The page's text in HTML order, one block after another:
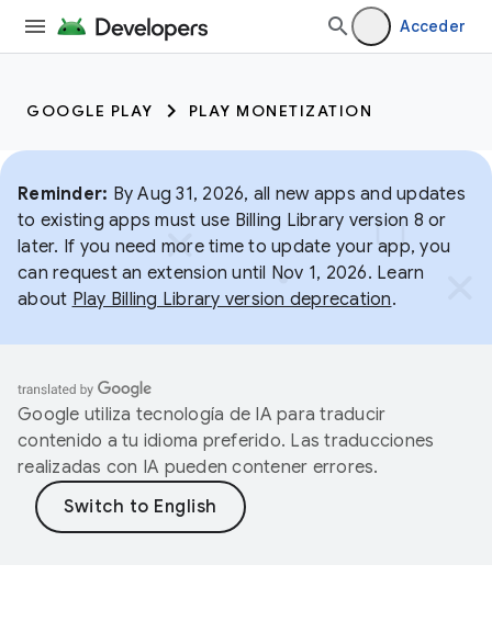
Acceder
GOOGLE PLAY PLAY MONETIZATION
Reminder: By Aug 31, 2026, all new apps and updates
to existing apps must use Billing Library version 8 or
later. If you need more time to update your app, you
can request an extension until Nov 1, 2026. Learn
about Play Billing Library version deprecation.
Google utiliza tecnología de IA para traducir
contenido a tu idioma preferido. Las traducciones
realizadas con IA pueden contener errores.